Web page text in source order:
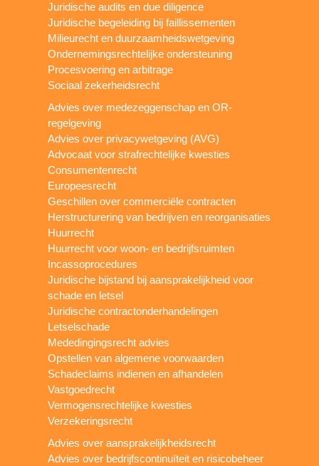
Juridische audits en due diligence
Juridische begeleiding bij faillissementen
Milieurecht en duurzaamheidswetgeving
Ondernemingsrechtelijke ondersteuning
Procesvoering en arbitrage
Sociaal zekerheidsrecht
Advies over medezeggenschap en OR-
regelgeving
Advies over privacywetgeving (AVG)
Advocaat voor strafrechtelijke kwesties
Consumentenrecht
Europeesrecht
Geschillen over commerciële contracten
Herstructurering van bedrijven en reorganisaties
Huurrecht
Huurrecht voor woon- en bedrijfsruimten
Incassoprocedures
Juridische bijstand bij aansprakelijkheid voor
schade en letsel
Juridische contractonderhandelingen
Letselschade
Mededingingsrecht advies
Opstellen van algemene voorwaarden
Schadeclaims indienen en afhandelen
Vastgoedrecht
Vermogensrechtelijke kwesties
Verzekeringsrecht
Advies over aansprakelijkheidsrecht
Advies over bedrijfscontinuïteit en risicobeheer